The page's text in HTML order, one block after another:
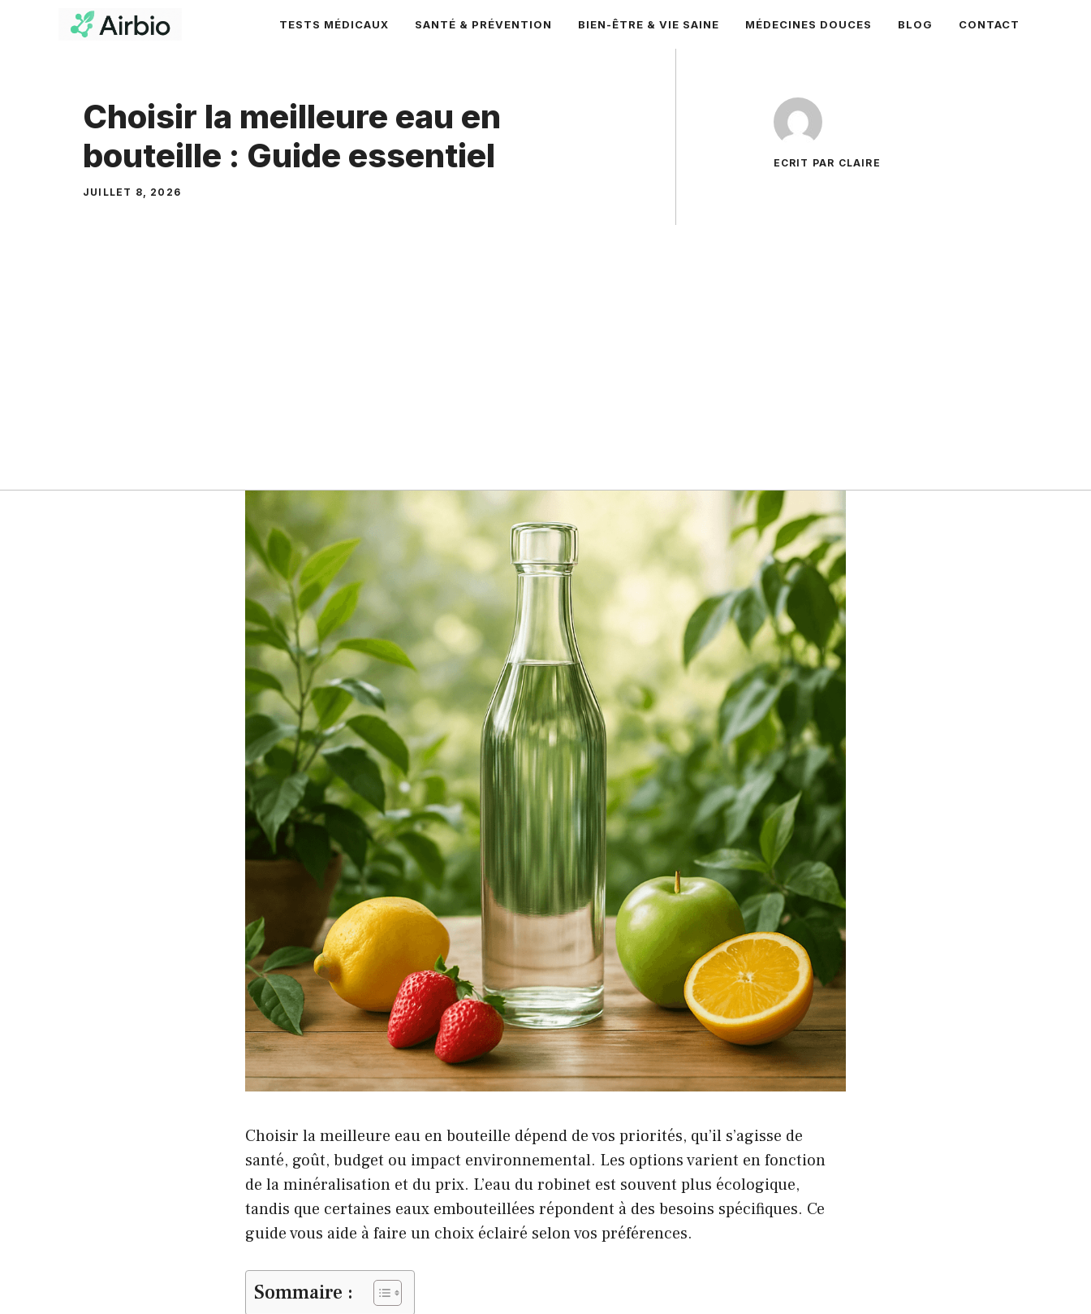
TESTS MÉDICAUX SANTÉ & PRÉVENTION BIEN-ÊTRE & VIE SAINE MÉDECINES DOUCES BLOG CONTACT
Choisir la meilleure eau en
bouteille : Guide essentiel
JUILLET 8, 2026
ECRIT PAR CLAIRE
Choisir la meilleure eau en bouteille dépend de vos priorités, qu’il s’agisse de
santé, goût, budget ou impact environnemental. Les options varient en fonction
de la minéralisation et du prix. L’eau du robinet est souvent plus écologique,
tandis que certaines eaux embouteillées répondent à des besoins spécifiques. Ce
guide vous aide à faire un choix éclairé selon vos préférences.
Sommaire :